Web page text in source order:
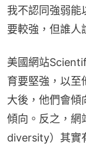
我不認同強弱能
要較強，但誰人
美國網站
育要堅強，以至
大後，他們會傾
傾向。反之，
diversity）其實